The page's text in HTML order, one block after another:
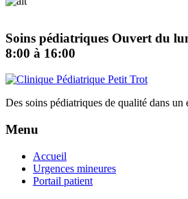
Soins pédiatriques Ouvert du
8:00 à 16:00
Des soins pédiatriques de qualité dans un
Menu
Accueil
Urgences mineures
Portail patient